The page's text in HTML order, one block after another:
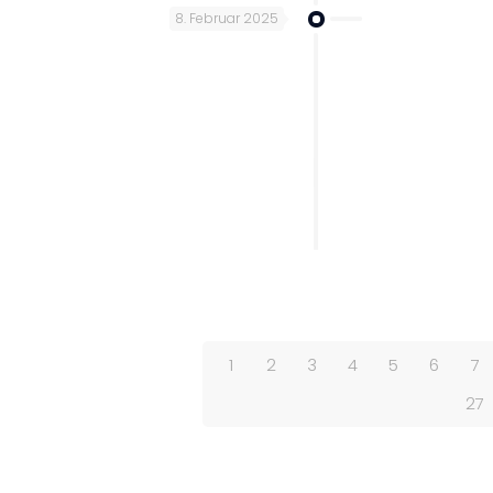
8. Februar 2025
1 2 3 4 5 6 7
27